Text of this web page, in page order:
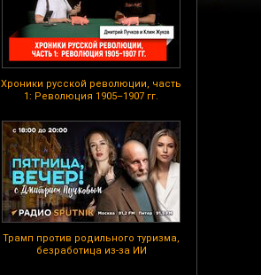
Хроники русской революции, часть
1: Революция 1905–1907 гг.
Трамп против родильного туризма,
безработица из-за ИИ